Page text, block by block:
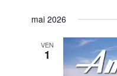
mai 2026
VEN
1